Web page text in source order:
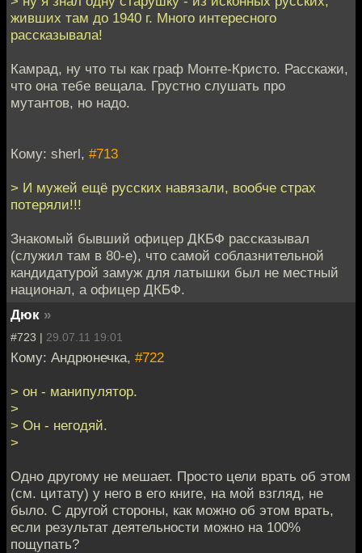
живших там до 1940 г. Много интересного
рассказывала!
Камрад, ну что ты как граф Монте-Кристо. Расскажи,
что она тебе вещала. Грустно слушать про
мутантов, но надо.
Кому: sherl, #713
> И мужей ещё русских навязали, вообче страх
потеряли!!!
Знакомый бывший офицер ДКБФ рассказывал
(служил там в 80-е), что самой соблазнительной
кандидатурой замуж для латышки был не местный
национал, а офицер ДКБФ.
Дюк »
#723 | 29.07.11 19:01
Кому: Андрюнечка, #722
> он - манипулятор.
>
> Он - негодяй.
>
Одно другому не мешает. Просто цели врать об этом
(см. цитату) у него в его книге, на мой взгляд, не
было. С другой стороны, как можно об этом врать,
если результат деятельности можно на 100%
пощупать?